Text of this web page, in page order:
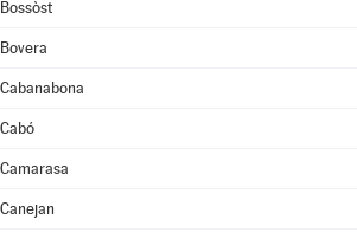
Bossòst
Bovera
Cabanabona
Cabó
Camarasa
Canejan